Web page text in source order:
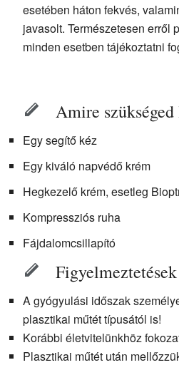
esetében háton fekvés,
javasolt. Természetesen erről
minden esetben tájékoztatni
Amire
Egy segítő kéz
Egy kiváló napvédő krém
Hegkezelő krém, esetleg
Kompressziós ruha
Fájdalomcsillapító
Figyelmeztetések
A gyógyulási időszak
plasztikai műtét típusától is!
Korábbi életvitelünkhöz
Plasztikai műtét után